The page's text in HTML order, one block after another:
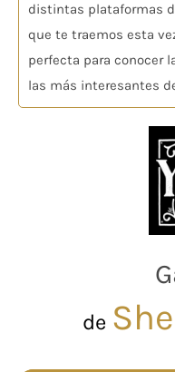
distintas plataformas
que te traemos esta
perfecta para conocer
las más interesantes
de